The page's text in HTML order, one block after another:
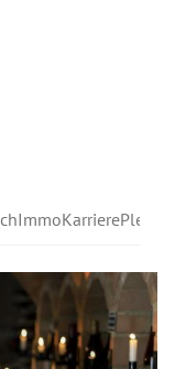
ImmoKarriere